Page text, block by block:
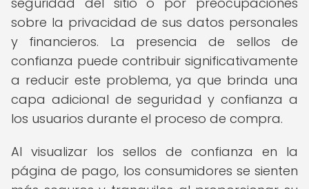
sobre la privacidad de sus datos personales
y financieros. La presencia de sellos de
confianza puede contribuir significativamente
a reducir este problema, ya que brinda una
capa adicional de seguridad y confianza a
los usuarios durante el proceso de compra.
Al visualizar los sellos de confianza en la
página de pago, los consumidores se sienten